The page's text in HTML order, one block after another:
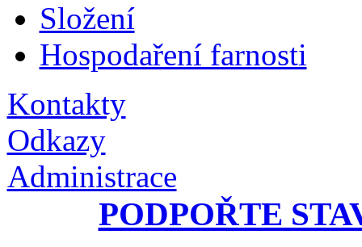
Složení
Hospodaření farnosti
Kontakty
Odkazy
Administrace
PODPOŘTE